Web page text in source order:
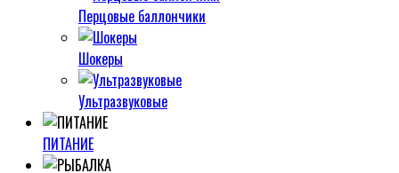
Перцовые баллончики
Шокеры
Ультразвуковые
ПИТАНИЕ